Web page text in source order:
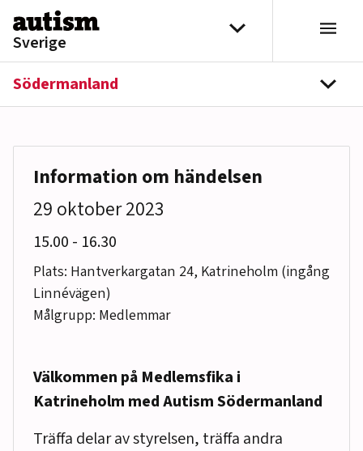
Hoppa till innehåll
Sverige
Välj distrikt
Södermanland
Information om händelsen
29 oktober 2023
15.00 till
- 16.30
Plats: Hantverkargatan 24, Katrineholm (ingång
Linnévägen)
Målgrupp: Medlemmar
Välkommen på Medlemsfika i
Katrineholm med Autism Södermanland
Träffa delar av styrelsen, träffa andra